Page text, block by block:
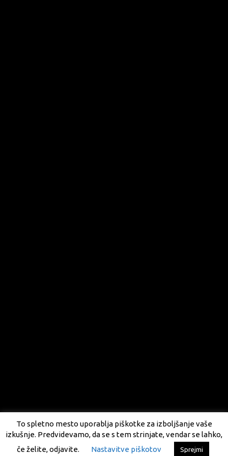
To spletno mesto uporablja piškotke za izboljšanje vaše
izkušnje. Predvidevamo, da se s tem strinjate, vendar se lahko,
če želite, odjavite.
Nastavitve piškotov Sprejmi